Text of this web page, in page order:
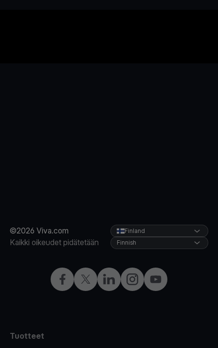
©2026 Viva.com
Kaikki oikeudet pidätetään
Facebook
X LinkedInInstagramYouTube
Finland
Finnish
Tuotteet